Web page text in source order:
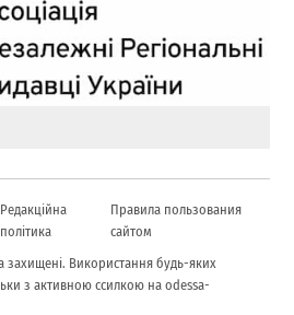
Редакційна
політика
Правила пользования
сайтом
захищені. Використання будь-яких
з активною ссилкою на odessa-